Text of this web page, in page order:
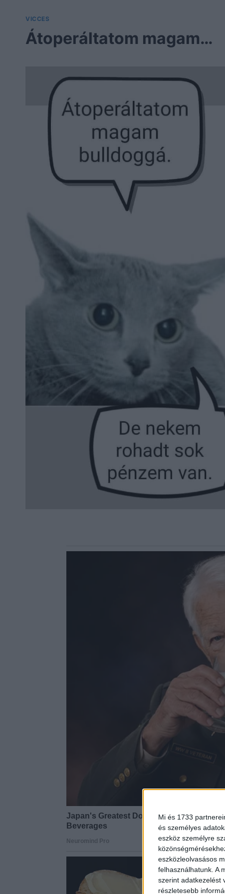
Mi és 1733
és személyes
eszköz személyre
eszközleolvasásos
felhasználhatunk. A
szerint adatkezelést
részletesebb
VICCES
Átoperáltatom magam…